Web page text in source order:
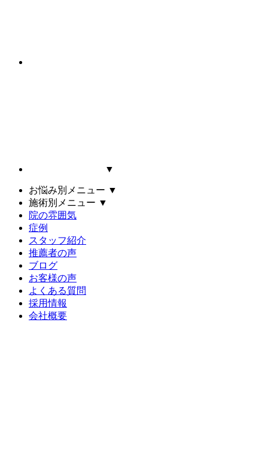
▼
お悩み別メニュー ▼
施術別メニュー ▼
院の雰囲気
症例
スタッフ紹介
推薦者の声
ブログ
お客様の声
よくある質問
採用情報
会社概要